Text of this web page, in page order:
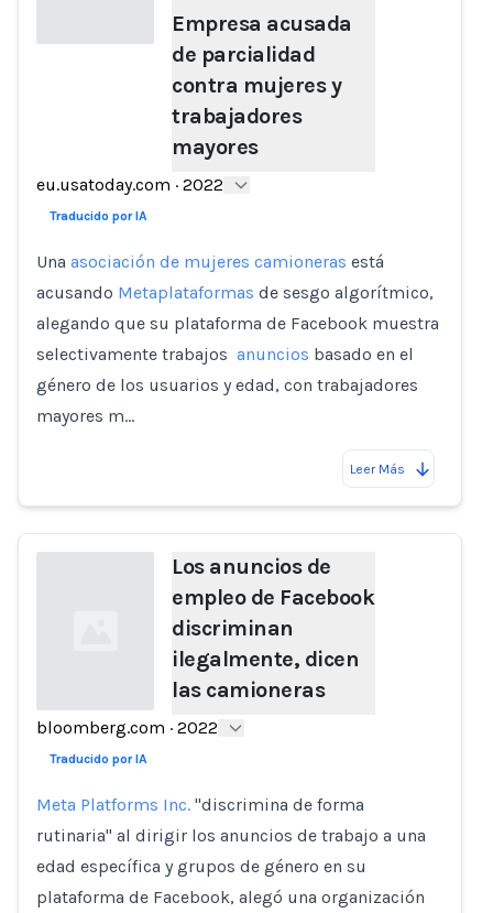
Empresa acusada
de parcialidad
contra mujeres y
trabajadores
mayores
eu.usatoday.com · 2022
Traducido por IA
Una asociación de mujeres camioneras está
acusando Metaplataformas de sesgo algorítmico,
alegando que su plataforma de Facebook muestra
selectivamente trabajos anuncios basado en el
género de los usuarios y edad, con trabajadores
mayores m…
Leer Más
Loading...
Los anuncios de
empleo de Facebook
discriminan
ilegalmente, dicen
las camioneras
bloomberg.com · 2022
Traducido por IA
Meta Platforms Inc. "discrimina de forma
rutinaria" al dirigir los anuncios de trabajo a una
edad específica y grupos de género en su
plataforma de Facebook, alegó una organización